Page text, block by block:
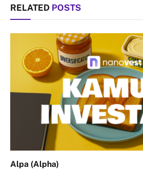
RELATED POSTS
Alpa (Alpha)